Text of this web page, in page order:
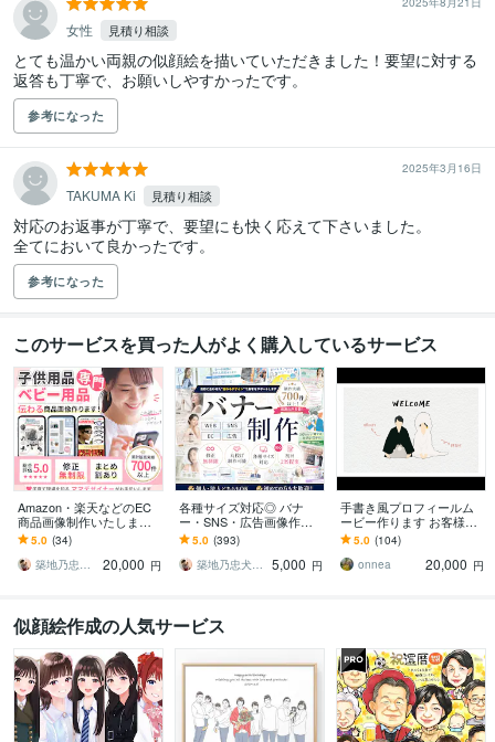
女性 見積り相談
とても温かい両親の似顔絵を描いていただきました！要望に対する
返答も丁寧で、お願いしやすかったです。
参考になった
2025年3月16日
TAKUMA Ki 見積り相談
対応のお返事が丁寧で、要望にも快く応えて下さいました。
全てにおいて良かったです。
参考になった
このサービスを買った人がよく購入しているサービス
Amazon・楽天などのEC
商品画像制作いたします
子育て現場を知るママデ
ザイナーがやさしく丁寧
にサポートします
5.0 (34)
築地乃忠犬NANA公
20,000 円
各種サイズ対応◎ バナ
ー・SNS・広告画像作り
ます イメージのズレを防
ぐため、修正回数無制限
で丁寧に仕上げます
5.0 (393)
築地乃忠犬NANA公
5,000 円
手書き風プロフィールム
ービー作ります お客様オ
リジナルの絵柄で作成す
る事も出来ます♪
5.0 (104)
onnea
20,000 円
似顔絵作成の人気サービス